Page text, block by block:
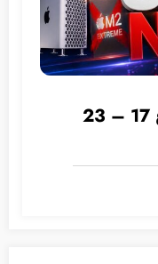
أخبار على الهامش الأسبوع 17 – 23